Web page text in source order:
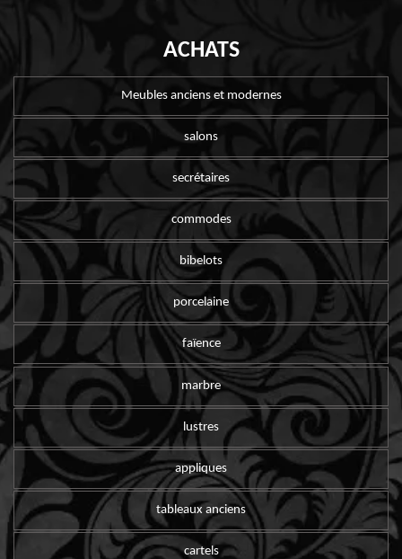
ACHATS
Meubles anciens et modernes
salons
secrétaires
commodes
bibelots
porcelaine
faïence
marbre
lustres
appliques
tableaux anciens
cartels